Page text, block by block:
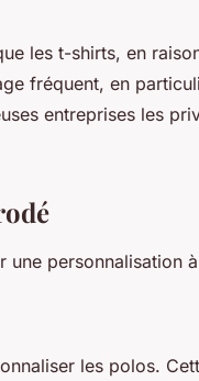
les t-shirts, en
fréquent, en
entreprises les
une personnalisation
les polos.